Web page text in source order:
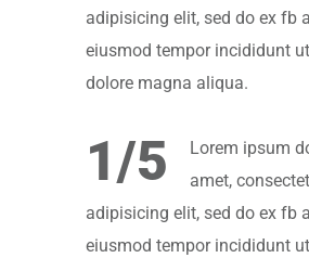
adipisicing elit, sed do ex fb
eiusmod tempor incididunt
dolore magna aliqua.
1/5
Lorem ipsum
amet,
adipisicing elit, sed do ex fb
eiusmod tempor incididunt